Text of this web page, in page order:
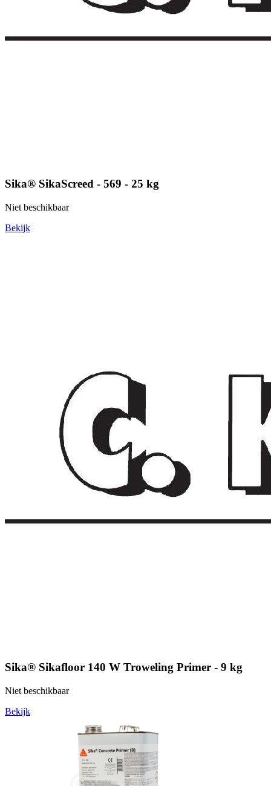
Sika® SikaScreed - 569 - 25 kg
Niet beschikbaar
Bekijk
Sika® Sikafloor 140 W Troweling Primer - 9 kg
Niet beschikbaar
Bekijk